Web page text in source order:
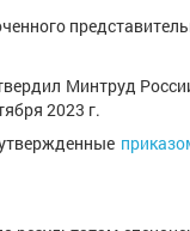
Минтруд
2023 г.